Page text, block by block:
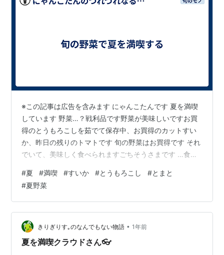
※この記事は広告を含みます にゃんこたんです 夏を満喫
しています 野菜…？戦利品です野菜が美味しいですお買
得のとうもろこしを茹でて保存中、お買得のカットすい
か、昨日の残りのトマトです 旬の野菜はお買得です それ
でいて、美味しく食べられますごちそうさまです …食べ
や、ダイエットしていたはずなんですが… 変わりなしで
す 健康にはなりましたよ(各種数値のみは良好です) 昨日
の良いこと 予定が無事に終わって、再びお休みモードと
なりましたまた、ヒマ活はじめます ではまた～ グループ
ランキング参加中です↓応援よろしくお願いしますラン
キング参加中はてな初心…
#夏 #満喫 #すいか #とうもろこし #とまと
#夏野菜
きりぎりす｡のなんでもない物語 • 1年前
夏を満喫クラウドさん👓